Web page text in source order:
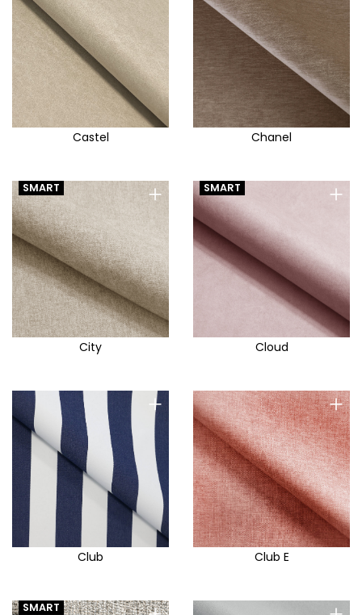
Castel Chanel
+
SMART
City
+
SMART
Cloud
+
Club
+
Club E
SMART